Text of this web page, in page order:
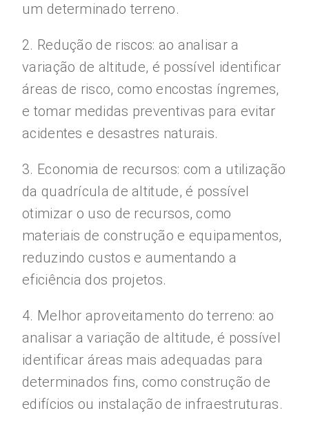
um determinado terreno.
2. Redução de riscos: ao analisar a
variação de altitude, é possível identificar
áreas de risco, como encostas íngremes,
e tomar medidas preventivas para evitar
acidentes e desastres naturais.
3. Economia de recursos: com a utilização
da quadrícula de altitude, é possível
otimizar o uso de recursos, como
materiais de construção e equipamentos,
reduzindo custos e aumentando a
eficiência dos projetos.
4. Melhor aproveitamento do terreno: ao
analisar a variação de altitude, é possível
identificar áreas mais adequadas para
determinados fins, como construção de
edifícios ou instalação de infraestruturas.